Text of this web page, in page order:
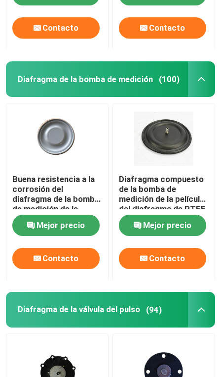
central eléctrica
Contacto
polvo
Contacto
Diafragma de la bomba de medición (100)
Buena resistencia a la
corrosión del
diafragma de la bomba
de medición de la
elasticidad de PTFE
EPDM Mejor precio
Contacto
Diafragma compuesto
de la bomba de
medición de la película
del diafragma de PTFE
EPDM
Mejor precio
Contacto
Diafragma de la válvula del pulso (94)